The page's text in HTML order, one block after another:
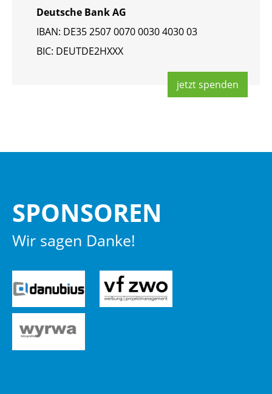
Deut­sche Bank AG
IBAN: DE35 2507 0070 0030 4030 03
BIC: DEUT­DE2HXXX
jetzt spen­den
SPON­SO­REN
Wir sagen Danke!